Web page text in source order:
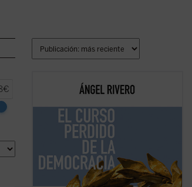
Apelando a una rica tradición de
Escuela de Salamanca y en figuras como
Juan de Mariana, Rivero analiza con
agudeza cómo el consenso
constitucional de 1978 se ha visto
fracturado por la irrupción de la ...
ficha)